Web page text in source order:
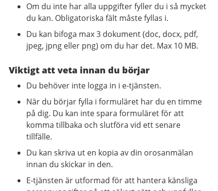
Om du inte har alla uppgifter fyller du i så mycket
du kan. Obligatoriska fält måste fyllas i.
Du kan bifoga max 3 dokument (doc, docx, pdf,
jpeg, jpng eller png) om du har det. Max 10 MB.
Viktigt att veta innan du börjar
Du behöver inte logga in i e-tjänsten.
När du börjar fylla i formuläret har du en timme
på dig. Du kan inte spara formuläret för att
komma tillbaka och slutföra vid ett senare
tillfälle.
Du kan skriva ut en kopia av din orosanmälan
innan du skickar in den.
E-tjänsten är utformad för att hantera känsliga